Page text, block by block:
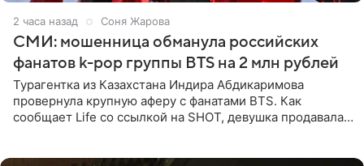
2 часа назад Соня Жарова
СМИ: мошенница обманула российских
фанатов k-pop группы BTS на 2 млн рублей
Турагентка из Казахстана Индира Абдикаримова
провернула крупную аферу с фанатами BTS. Как
сообщает Life со ссылкой на SHOT, девушка продавала